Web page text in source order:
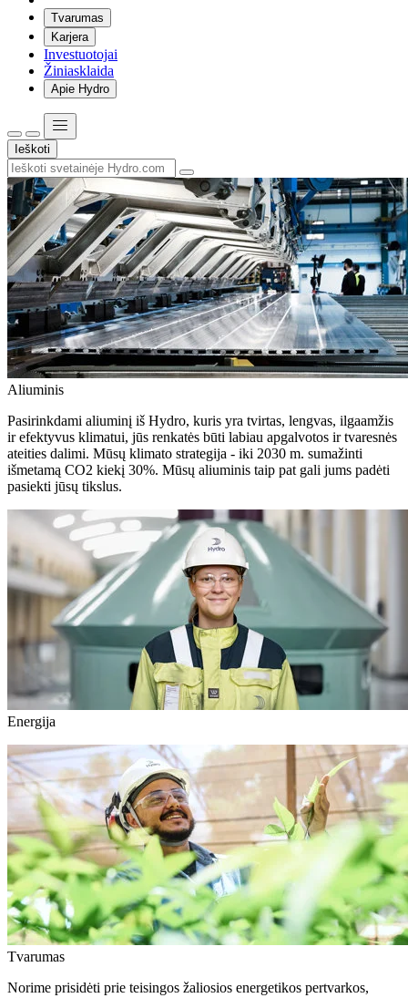
Tvarumas
Karjera
Investuotojai
Žiniasklaida
Apie Hydro
Ieškoti
Aliuminis
Pasirinkdami aliuminį iš Hydro, kuris yra tvirtas, lengvas, ilgaamžis
ir efektyvus klimatui, jūs renkatės būti labiau apgalvotos ir tvaresnės
ateities dalimi. Mūsų klimato strategija - iki 2030 m. sumažinti
išmetamą CO2 kiekį 30%. Mūsų aliuminis taip pat gali jums padėti
pasiekti jūsų tikslus.
Energija
Tvarumas
Norime prisidėti prie teisingos žaliosios energetikos pertvarkos,